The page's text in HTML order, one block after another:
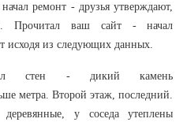
ремонт - друзья утверждают,
Прочитал ваш сайт - начал
исходя из следующих данных.
стен - дикий камень
метра. Второй этаж, последний.
у соседа утеплены